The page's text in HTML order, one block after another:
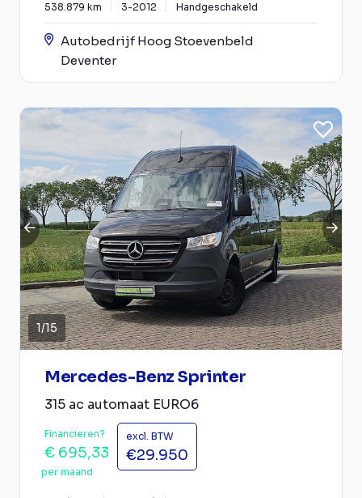
538.879 km 3-2012 Handgeschakeld
Autobedrijf Hoog Stoevenbeld
Deventer
1/15
Mercedes-Benz Sprinter
315 ac automaat EURO6
Financieren?
€ 695,33
per maand
excl. BTW
€29.950